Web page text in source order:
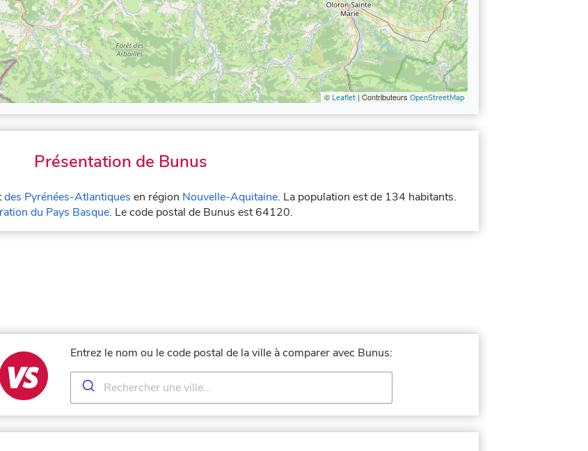
© Leaflet | Contributeurs OpenStreetMap
Présentation de Bunus
des Pyrénées-Atlantiques en région Nouvelle-Aquitaine. La population est de 134 habitants.
du Pays Basque. Le code postal de Bunus est 64120.
Entrez le nom ou le code postal de la ville à comparer avec Bunus: